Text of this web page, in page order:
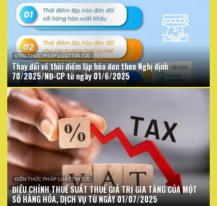
KIẾN THỨC PHÁP LUẬT TIN TỨC
Thay đổi về thời điểm lập hóa đơn theo Nghị định
70/2025/NĐ-CP từ ngày 01/6/2025
KIẾN THỨC PHÁP LUẬT TIN TỨC
ĐIỀU CHỈNH THUẾ SUẤT THUẾ GIÁ TRỊ GIA TĂNG CỦA MỘT
SỐ HÀNG HÓA, DỊCH VỤ TỪ NGÀY 01/07/2025